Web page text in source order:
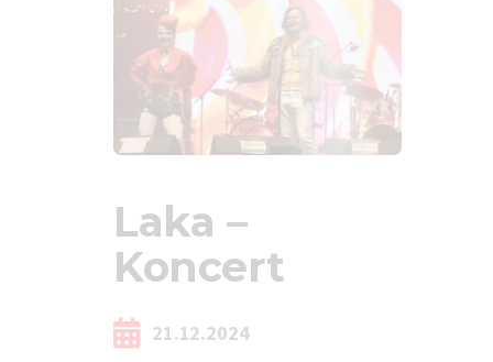
Laka –
Koncert
21.12.2024